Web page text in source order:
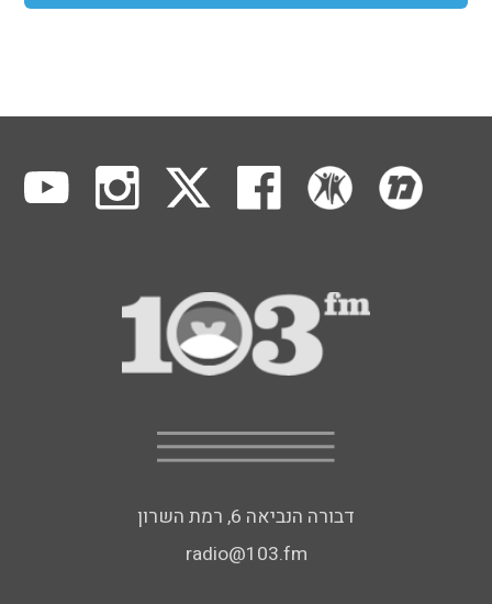
דבורה הנביאה 6, רמת השרון
radio@103.fm